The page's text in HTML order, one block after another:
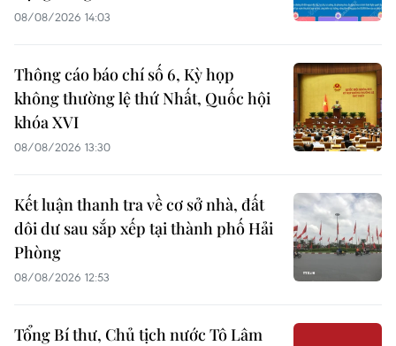
08/08/2026 14:03
Thông cáo báo chí số 6, Kỳ họp
không thường lệ thứ Nhất, Quốc hội
khóa XVI
08/08/2026 13:30
Kết luận thanh tra về cơ sở nhà, đất
dôi dư sau sắp xếp tại thành phố Hải
Phòng
08/08/2026 12:53
Tổng Bí thư, Chủ tịch nước Tô Lâm